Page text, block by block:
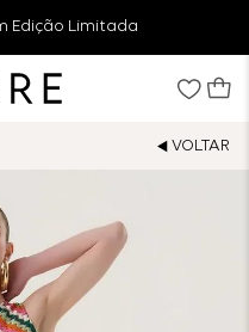
Edição Limitada